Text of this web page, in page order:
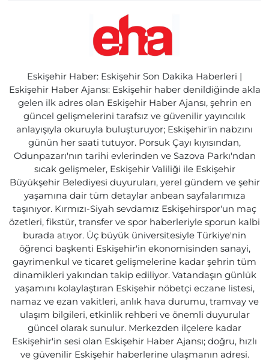
Eskişehir Haber: Eskişehir Son Dakika Haberleri |
Eskişehir Haber Ajansı: Eskişehir haber denildiğinde akla
gelen ilk adres olan Eskişehir Haber Ajansı, şehrin en
güncel gelişmelerini tarafsız ve güvenilir yayıncılık
anlayışıyla okuruyla buluşturuyor; Eskişehir'in nabzını
günün her saati tutuyor. Porsuk Çayı kıyısından,
Odunpazarı'nın tarihi evlerinden ve Sazova Parkı'ndan
sıcak gelişmeler, Eskişehir Valiliği ile Eskişehir
Büyükşehir Belediyesi duyuruları, yerel gündem ve şehir
yaşamına dair tüm detaylar anbean sayfalarımıza
taşınıyor. Kırmızı-Siyah sevdamız Eskişehirspor'un maç
özetleri, fikstür, transfer ve spor haberleriyle sporun kalbi
burada atıyor. Üç büyük üniversitesiyle Türkiye'nin
öğrenci başkenti Eskişehir'in ekonomisinden sanayi,
gayrimenkul ve ticaret gelişmelerine kadar şehrin tüm
dinamikleri yakından takip ediliyor. Vatandaşın günlük
yaşamını kolaylaştıran Eskişehir nöbetçi eczane listesi,
namaz ve ezan vakitleri, anlık hava durumu, tramvay ve
ulaşım bilgileri, etkinlik rehberi ve önemli duyurular
güncel olarak sunulur. Merkezden ilçelere kadar
Eskişehir'in sesi olan Eskişehir Haber Ajansı; doğru, hızlı
ve güvenilir Eskişehir haberlerine ulaşmanın adresi.